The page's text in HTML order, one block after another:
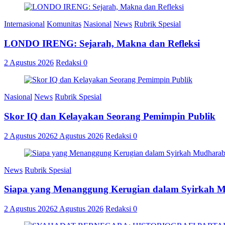
Internasional Komunitas Nasional News Rubrik Spesial
LONDO IRENG: Sejarah, Makna dan Refleksi
2 Agustus 2026 Redaksi 0
Nasional News Rubrik Spesial
Skor IQ dan Kelayakan Seorang Pemimpin Publik
2 Agustus 20262 Agustus 2026 Redaksi 0
News Rubrik Spesial
Siapa yang Menanggung Kerugian dalam Syirkah
2 Agustus 20262 Agustus 2026 Redaksi 0